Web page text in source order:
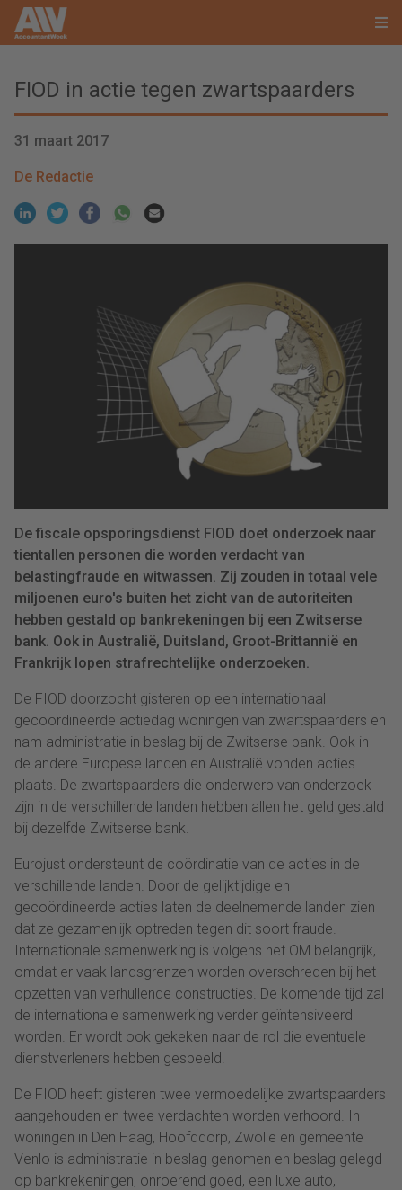
FIOD in actie tegen zwartspaarders
31 maart 2017
De Redactie
De fiscale opsporingsdienst FIOD doet onderzoek naar
tientallen personen die worden verdacht van
belastingfraude en witwassen. Zij zouden in totaal vele
miljoenen euro's buiten het zicht van de autoriteiten
hebben gestald op bankrekeningen bij een Zwitserse
bank. Ook in Australië, Duitsland, Groot-Brittannië en
Frankrijk lopen strafrechtelijke onderzoeken.
De FIOD doorzocht gisteren op een internationaal
gecoördineerde actiedag woningen van zwartspaarders en
nam administratie in beslag bij de Zwitserse bank. Ook in
de andere Europese landen en Australië vonden acties
plaats. De zwartspaarders die onderwerp van onderzoek
zijn in de verschillende landen hebben allen het geld gestald
bij dezelfde Zwitserse bank.
Eurojust ondersteunt de coördinatie van de acties in de
verschillende landen. Door de gelijktijdige en
gecoördineerde acties laten de deelnemende landen zien
dat ze gezamenlijk optreden tegen dit soort fraude.
Internationale samenwerking is volgens het OM belangrijk,
omdat er vaak landsgrenzen worden overschreden bij het
opzetten van verhullende constructies. De komende tijd zal
de internationale samenwerking verder geïntensiveerd
worden. Er wordt ook gekeken naar de rol die eventuele
dienstverleners hebben gespeeld.
De FIOD heeft gisteren twee vermoedelijke zwartspaarders
aangehouden en twee verdachten worden verhoord. In
woningen in Den Haag, Hoofddorp, Zwolle en gemeente
Venlo is administratie in beslag genomen en beslag gelegd
op bankrekeningen, onroerend goed, een luxe auto,